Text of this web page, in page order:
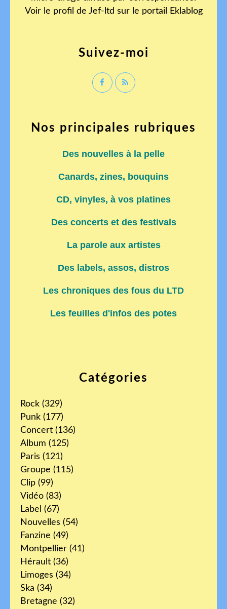
Catégories
Rock (329)
Punk (177)
Concert (136)
Album (125)
Paris (121)
Groupe (115)
Clip (99)
Vidéo (83)
Label (67)
Nouvelles (54)
Fanzine (49)
Montpellier (41)
Hérault (36)
Limoges (34)
Ska (34)
Bretagne (32)
Voir le profil de Jef-ltd sur le portail Eklablog
Suivez-moi
Nos principales rubriques
Des nouvelles à la pelle
Canards, zines, bouquins
CD, vinyles, à vos platines
Des concerts et des festivals
La parole aux artistes
Des labels, assos, distros
Les chroniques des fous du LTD
Les feuilles d'infos des potes